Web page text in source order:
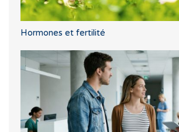
Hormones et fertilité